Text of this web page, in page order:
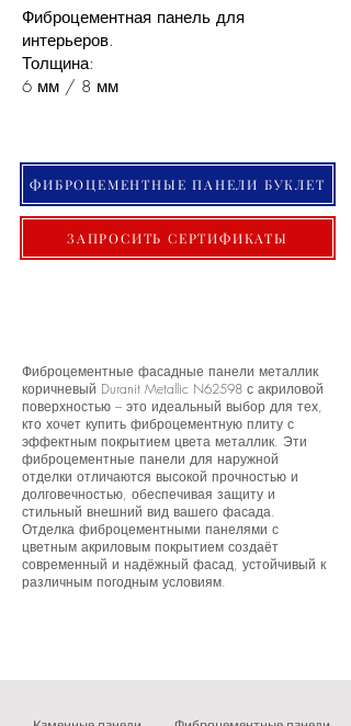
Фиброцементная панель для
интерьеров.
Толщина:
6 мм / 8 мм
ФИБРОЦЕМЕНТНЫЕ ПАНЕЛИ БУКЛЕТ
ЗАПРОСИТЬ СЕРТИФИКАТЫ
Фиброцементные фасадные панели металлик
коричневый Duranit Metallic N62598 с акриловой
поверхностью – это идеальный выбор для тех,
кто хочет купить фиброцементную плиту с
эффектным покрытием цвета металлик. Эти
фиброцементные панели для наружной
отделки отличаются высокой прочностью и
долговечностью, обеспечивая защиту и
стильный внешний вид вашего фасада.
Отделка фиброцементными панелями с
цветным акриловым покрытием создаёт
современный и надёжный фасад, устойчивый к
различным погодным условиям.